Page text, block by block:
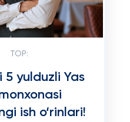
TOP:
yulduzli Yas
ish o‘rinlari!